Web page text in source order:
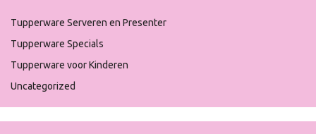
Tupperware Serveren en Presenter
Tupperware Specials
Tupperware voor Kinderen
Uncategorized